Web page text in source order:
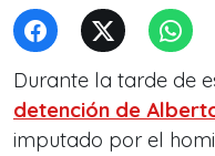
Durante la tarde de
detención de
imputado por el